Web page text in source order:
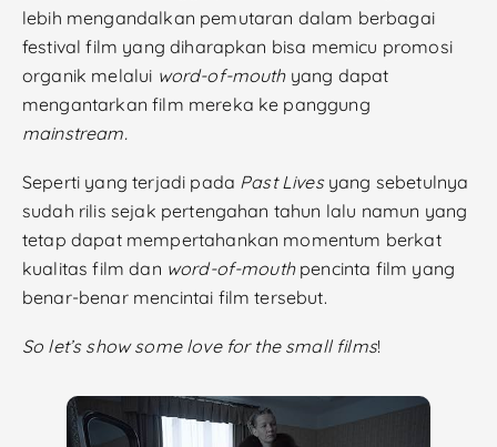
lebih mengandalkan pemutaran dalam berbagai
festival film yang diharapkan bisa memicu promosi
organik melalui word-of-mouth yang dapat
mengantarkan film mereka ke panggung
mainstream.
Seperti yang terjadi pada Past Lives yang sebetulnya
sudah rilis sejak pertengahan tahun lalu namun yang
tetap dapat mempertahankan momentum berkat
kualitas film dan word-of-mouth pencinta film yang
benar-benar mencintai film tersebut.
So let’s show some love for the small films!